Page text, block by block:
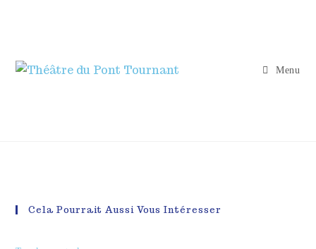
Menu
Cela Pourrait Aussi Vous Intéresser